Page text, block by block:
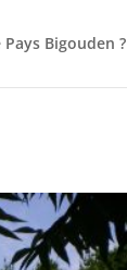
Bigouden ?